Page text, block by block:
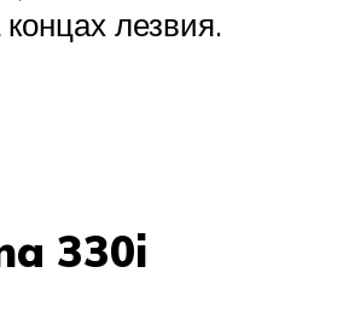
лезвия.
330i